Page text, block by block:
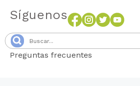
Síguenos
Preguntas frecuentes